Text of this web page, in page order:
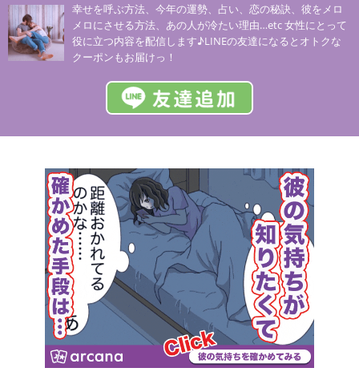
幸せを呼ぶ方法、今年の運勢、占い、恋の秘訣、彼をメロ
メロにさせる方法、あの人が冷たい理由…etc 女性にとって
役に立つ内容を配信します♪LINEの友達になるとオトクな
クーポンもお届けっ！